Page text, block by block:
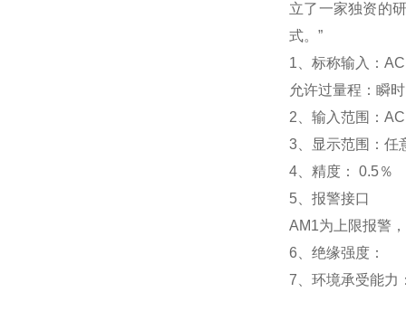
立了一家独资的
式。”
1 、标称输入：
允许过量程：瞬
2 、输入范围：
3
显示范围： 任
4 、精度： 0.5％
5
报警接口
AM1为上限报警
6
绝缘强度：
7
环境承受